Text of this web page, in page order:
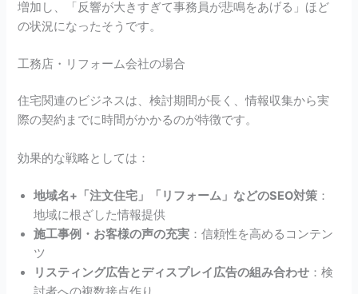
増加し、「反響が大きすぎて事務員が悲鳴をあげる」ほど
の状況になったそうです。
工務店・リフォーム会社の場合
住宅関連のビジネスは、検討期間が長く、情報収集から実
際の契約までに時間がかかるのが特徴です。
効果的な戦略としては：
地域名+「注文住宅」「リフォーム」などのSEO対策 ：
地域に根ざした情報提供
施工事例・お客様の声の充実 ：信頼性を高めるコンテン
ツ
リスティング広告とディスプレイ広告の組み合わせ ：検